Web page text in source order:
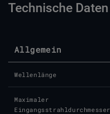
Technische Daten
Allgemein
Wellenlänge
Maximaler
Eingangsstrahldurchmesser